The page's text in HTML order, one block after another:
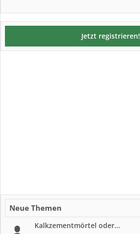
Jetzt registrieren!
Neue Themen
Kalkzementmörtel oder...